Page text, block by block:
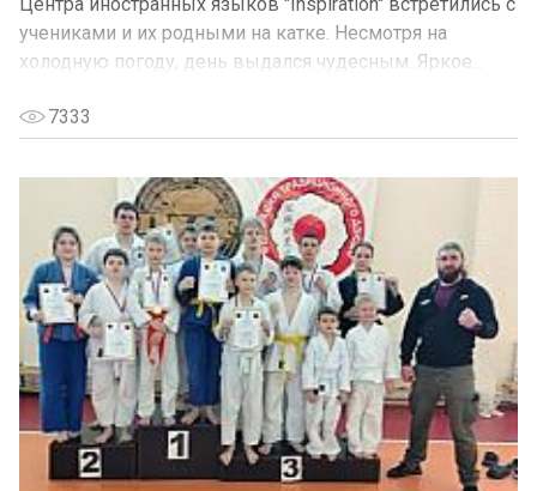
учениками и их родными на катке. Несмотря на
холодную погоду, день выдался чудесным. Яркое...
7333